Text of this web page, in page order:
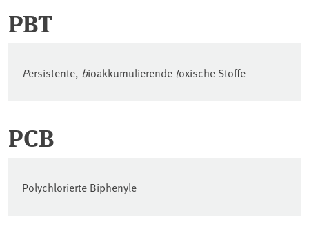
PBT
Persistente, bioakkumulierende toxische Stoffe
PCB
Polychlorierte Biphenyle